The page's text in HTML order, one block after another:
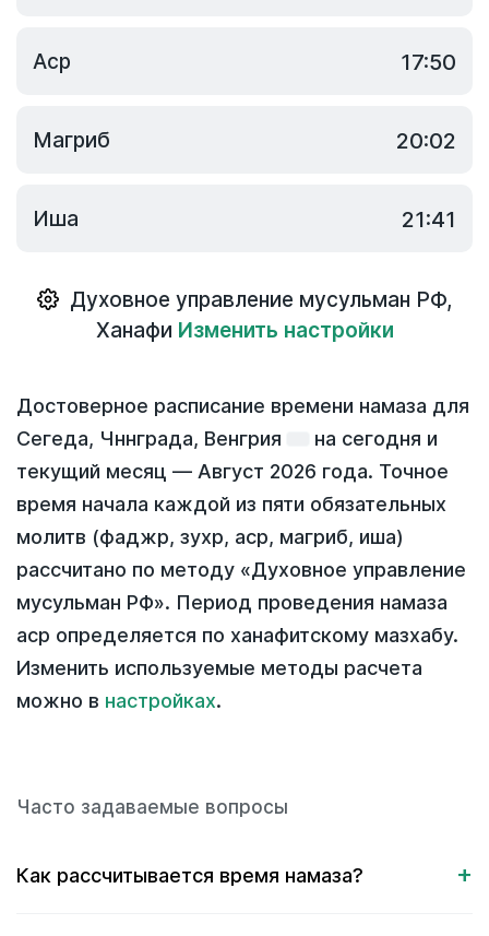
Аср 17:50
Магриб 20:02
Иша 21:41
Духовное управление мусульман РФ,
Ханафи Изменить настройки
Достоверное расписание времени намаза для
Сегеда, Чннграда, Венгрия
на сегодня и
текущий месяц — Август 2026 года. Точное
время начала каждой из пяти обязательных
молитв (фаджр, зухр, аср, магриб, иша)
рассчитано по методу «Духовное управление
мусульман РФ». Период проведения намаза
аср определяется по ханафитскому мазхабу.
Изменить используемые методы расчета
можно в настройках.
Часто задаваемые вопросы
Как рассчитывается время намаза?